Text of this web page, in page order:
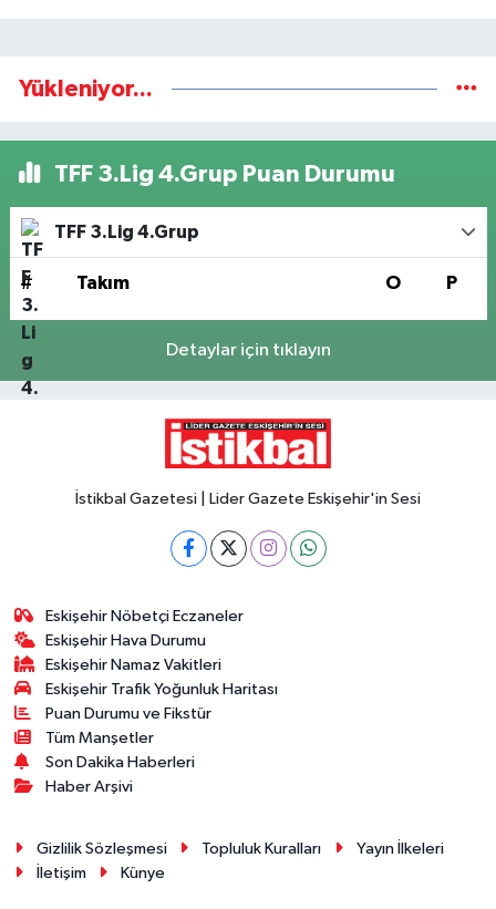
Yükleniyor...
TFF 3.Lig 4.Grup Puan Durumu
TFF 3.Lig 4.Grup
# Takım O P
Detaylar için tıklayın
İstikbal Gazetesi | Lider Gazete Eskişehir'in Sesi
Eskişehir Nöbetçi Eczaneler
Eskişehir Hava Durumu
Eskişehir Namaz Vakitleri
Eskişehir Trafik Yoğunluk Haritası
Puan Durumu ve Fikstür
Tüm Manşetler
Son Dakika Haberleri
Haber Arşivi
Gizlilik Sözleşmesi Topluluk Kuralları
Yayın İlkeleri
İletişim
Künye